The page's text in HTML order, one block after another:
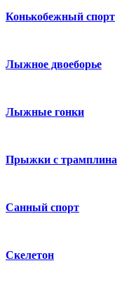
Конькобежный спорт
Лыжное двоеборье
Лыжные гонки
Прыжки с трамплина
Санный спорт
Скелетон